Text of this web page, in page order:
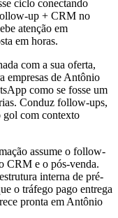
ciclo conectando
up + CRM no
atenção em
em horas.
com a sua oferta,
empresas de Antônio
como se fosse um
Conduz follow-ups,
gol com contexto
assume o follow-
CRM e o pós-venda.
interna de pré-
o tráfego pago entrega
pronta em Antônio